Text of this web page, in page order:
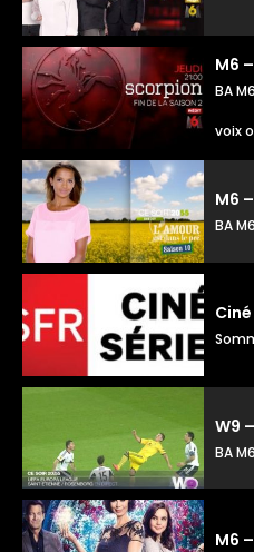
M6
BA
voix
M6
BA
Ciné
W9
BA
M6